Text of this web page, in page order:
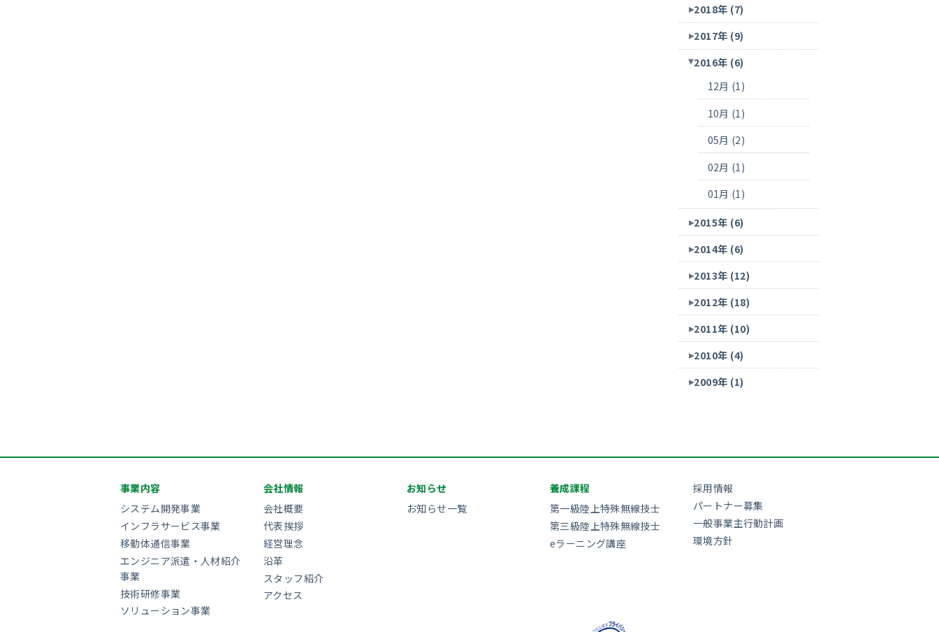
2018年 (7)
2017年 (9)
2016年 (6)
12月 (1)
10月 (1)
05月 (2)
02月 (1)
01月 (1)
2015年 (6)
2014年 (6)
2013年 (12)
2012年 (18)
2011年 (10)
2010年 (4)
2009年 (1)
事業内容
システム開発事業
インフラサービス事業
移動体通信事業
エンジニア派遣・人材紹介
事業
技術研修事業
ソリューション事業
会社情報
会社概要
代表挨拶
経営理念
沿革
スタッフ紹介
アクセス
お知らせ
お知らせ一覧
養成課程
第一級陸上特殊無線技士
第三級陸上特殊無線技士
eラーニング講座
採用情報
パートナー募集
一般事業主行動計画
環境方針